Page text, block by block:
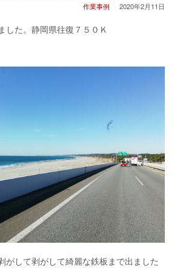
2020年2月11日
作業事例
した。静岡県往復７５０Ｋ
がして剥がして綺麗な鉄板まで出ました